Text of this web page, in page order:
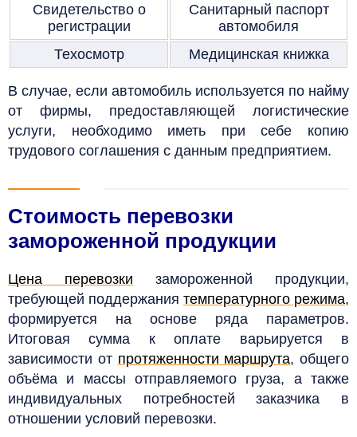
Свидетельство о
регистрации
Санитарный паспорт
автомобиля
Техосмотр
Медицинская книжка
В случае, если автомобиль используется по найму
от фирмы, предоставляющей логистические
услуги, необходимо иметь при себе копию
трудового соглашения с данным предприятием.
Стоимость перевозки
замороженной продукции
Цена перевозки замороженной продукции,
требующей поддержания температурного режима,
формируется на основе ряда параметров.
Итоговая сумма к оплате варьируется в
зависимости от протяженности маршрута, общего
объёма и массы отправляемого груза, а также
индивидуальных потребностей заказчика в
отношении условий перевозки.